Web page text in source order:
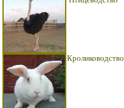
Кролиководство